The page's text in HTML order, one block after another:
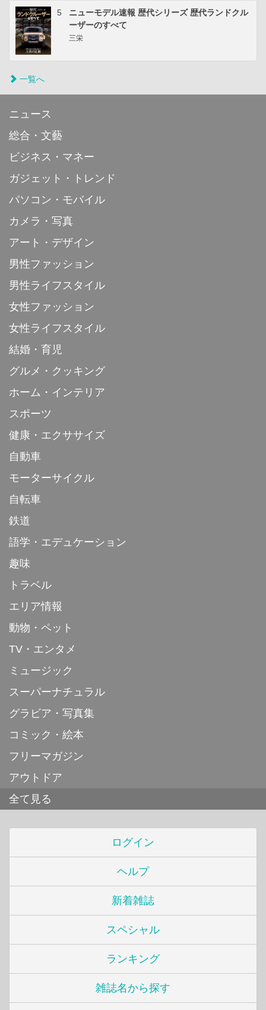
5
ニューモデル速報 歴代シリーズ 歴代ランドクル
ーザーのすべて
三栄
一覧へ
ニュース
総合・文藝
ビジネス・マネー
ガジェット・トレンド
パソコン・モバイル
カメラ・写真
アート・デザイン
男性ファッション
男性ライフスタイル
女性ファッション
女性ライフスタイル
結婚・育児
グルメ・クッキング
ホーム・インテリア
スポーツ
健康・エクササイズ
自動車
モーターサイクル
自転車
鉄道
語学・エデュケーション
趣味
トラベル
エリア情報
動物・ペット
TV・エンタメ
ミュージック
スーパーナチュラル
グラビア・写真集
コミック・絵本
フリーマガジン
アウトドア
全て見る
ログイン
ヘルプ
新着雑誌
スペシャル
ランキング
雑誌名から探す